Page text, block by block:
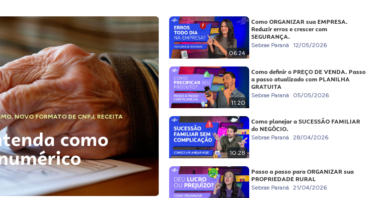
,NOVO FORMATO DE CNPJ,RECEITA
como
06:24
Como ORGANIZAR sua EMPRESA.
Reduzir erros e crescer com
SEGURANÇA.
Sebrae Paraná 12/05/2026
11:20
Como definir o PREÇO DE VENDA. Passo
a passo atualizado com PLANILHA
GRATUITA
Sebrae Paraná 05/05/2026
10:28
Como planejar a SUCESSÃO FAMILIAR
do NEGÓCIO.
Sebrae Paraná 28/04/2026
Passo a passo para ORGANIZAR sua
PROPRIEDADE RURAL
Sebrae Paraná 21/04/2026